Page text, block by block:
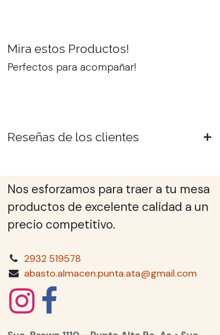
Mira estos Productos!
Perfectos para acompañar!
Reseñas de los clientes
Nos esforzamos para traer a tu mesa
productos de excelente calidad a un
precio competitivo.
2932 519578
abasto.almacen.punta.ata@gmail.com